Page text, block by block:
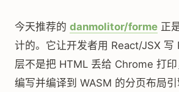
今天推荐的 danmolitor/forme 正
计的。它让开发者用 React/JSX 写
层不是把 HTML 丢给 Chrome 打
编写并编译到 WASM 的分页布局